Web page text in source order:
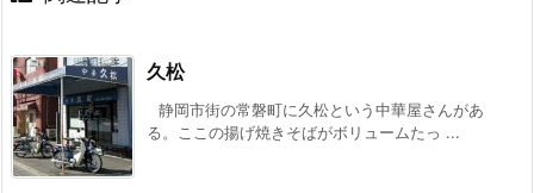
久松
静岡市街の常磐町に久松という中華屋さんがあ
る。ここの揚げ焼きそばがボリュームたっ ...